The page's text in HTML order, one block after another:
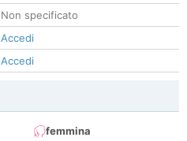
Non specificato
Accedi
Accedi
femmina